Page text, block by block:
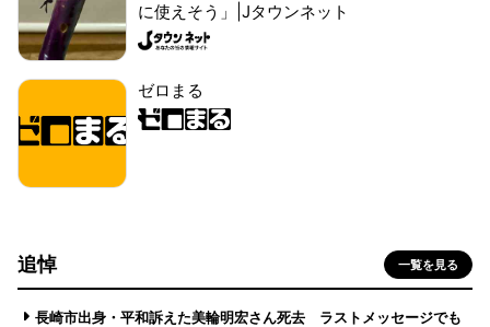
に使えそう」|Jタウンネット
ゼロまる
追悼 一覧を見る
長崎市出身・平和訴えた美輪明宏さん死去 ラストメッセージでも